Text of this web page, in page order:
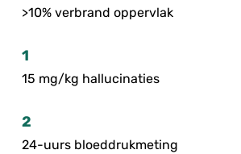
>10% verbrand oppervlak
1
15 mg/kg hallucinaties
2
24-uurs bloeddrukmeting